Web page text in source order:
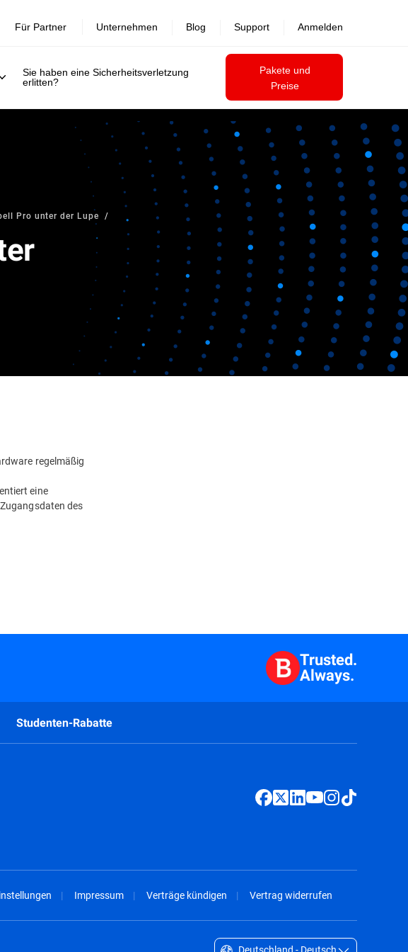
Sie haben eine Sicherheitsverletzung
erlitten?
Pakete und
Preise
Für Partner Unternehmen Blog Support Anmelden
Pro unter der Lupe
regelmäßig
eine
des
Trusted.
Always.
Studenten-Rabatte
Impressum Verträge kündigen Vertrag widerrufen